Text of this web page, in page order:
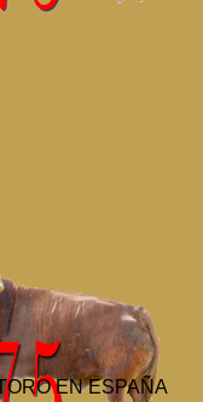
EN ESPAÑA